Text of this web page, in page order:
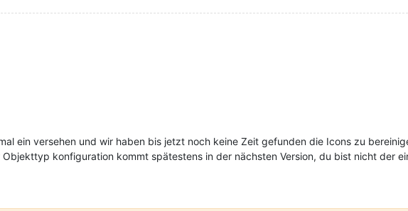
ein versehen und wir haben bis jetzt noch keine Zeit gefunden die Icons zu
Objekttyp konfiguration kommt spätestens in der nächsten Version, du bist nicht der